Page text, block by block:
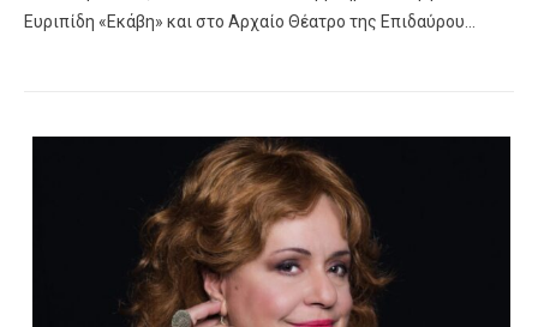
Ευριπίδη «Εκάβη» και στο Αρχαίο Θέατρο της Επιδαύρου…